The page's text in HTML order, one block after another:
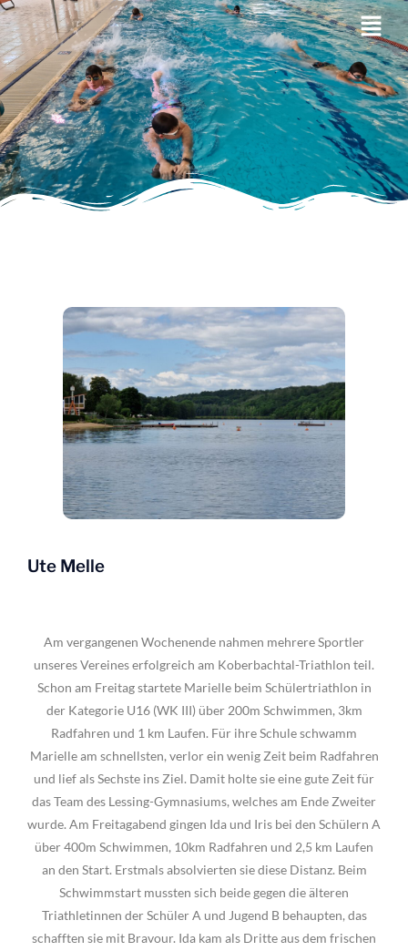
Ute Melle
Am vergangenen Wochenende nahmen mehrere Sportler
unseres Vereines erfolgreich am Koberbachtal-Triathlon teil.
Schon am Freitag startete Marielle beim Schülertriathlon in
der Kategorie U16 (WK III) über 200m Schwimmen, 3km
Radfahren und 1 km Laufen. Für ihre Schule schwamm
Marielle am schnellsten, verlor ein wenig Zeit beim Radfahren
und lief als Sechste ins Ziel. Damit holte sie eine gute Zeit für
das Team des Lessing-Gymnasiums, welches am Ende Zweiter
wurde. Am Freitagabend gingen Ida und Iris bei den Schülern A
über 400m Schwimmen, 10km Radfahren und 2,5 km Laufen
an den Start. Erstmals absolvierten sie diese Distanz. Beim
Schwimmstart mussten sich beide gegen die älteren
Triathletinnen der Schüler A und Jugend B behaupten, das
schafften sie mit Bravour. Ida kam als Dritte aus dem frischen